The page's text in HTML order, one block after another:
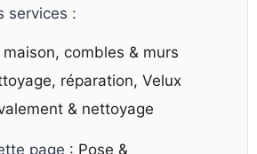
services :
combles & murs
réparation, Velux
& nettoyage
page : Pose &